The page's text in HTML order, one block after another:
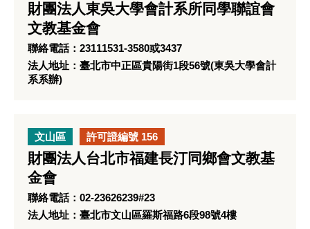
財團法人東吳大學會計系所同學聯誼會
文教基金會
聯絡電話：23111531-3580或3437
法人地址：臺北市中正區貴陽街1段56號(東吳大學會計
系系辦)
文山區 許可證編號 156
財團法人台北市福建長汀同鄉會文教基
金會
聯絡電話：02-23626239#23
法人地址：臺北市文山區羅斯福路6段98號4樓